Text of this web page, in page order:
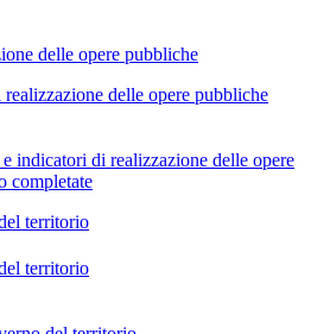
delle opere pubbliche
delle opere pubbliche
indicatori di realizzazione delle opere
completate
territorio
territorio